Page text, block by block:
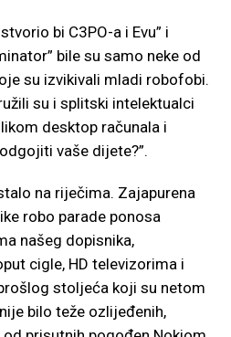
bi C3PO-a i Evu” i
bile su samo neke od
su izvikivali mladi robofobi.
su i splitski intelektualci
desktop računala i
vaše dijete?”.
na riječima. Zajapurena
robo parade ponosa
našeg dopisnika,
cigle, HD televizorima i
stoljeća koji su netom
bilo teže ozlijeđenih,